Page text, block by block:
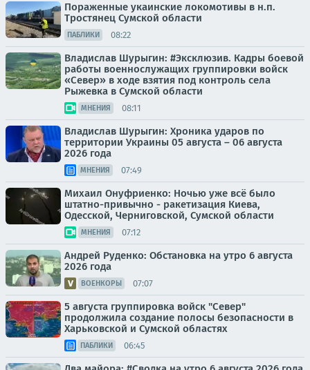
Пораженные укаинские локомотивы в н.п.
Тростянец Сумской области
ПАБЛИКИ 08:22
Владислав Шурыгин: #Эксклюзив. Кадры боевой
работы военнослужащих группировки войск
«Север» в ходе взятия под контроль села
Рыжевка в Сумской области
МНЕНИЯ 08:11
Владислав Шурыгин: Хроника ударов по
территории Украины 05 августа – 06 августа
2026 года
МНЕНИЯ 07:49
Михаил Онуфриенко: Ночью уже всё было
штатно-привычно - ракетизация Киева,
Одесской, Черниговской, Сумской области
МНЕНИЯ 07:12
Андрей Руденко: Обстановка на утро 6 августа
2026 года
ВОЕНКОРЫ 07:07
5 августа группировка войск "Север"
продолжила создание полосы безопасности в
Харьковской и Сумской областях
ПАБЛИКИ 06:45